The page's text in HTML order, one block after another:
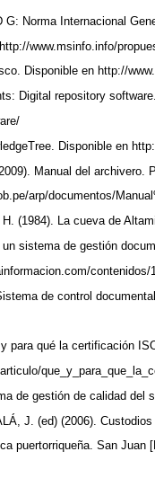
G: Norma Internacional
www.msinfo.info/
Disponible en http://
Digital repository
Disponible en
Manual del archivero.
arp/documentos/
(1984). La cueva de
sistema de gestión
de control
para qué la certificación
de gestión de calidad
J. (ed) (2006).
puertorriqueña. San Juan